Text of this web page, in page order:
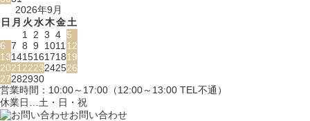
2026年9月
日 月 火水木金土
1
2 3 4 5
6 7 8 9 1011 12
13141516171819
2021 2223242526
27282930
営業時間：10:00～17:00（12:00～13:00 TEL不通）
休業日…土・日・祝
お問い合わせ